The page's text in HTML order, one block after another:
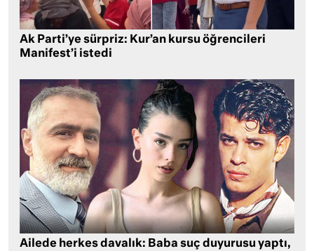
Ak Parti’ye sürpriz: Kur’an kursu öğrencileri
Manifest’i istedi
Ailede herkes davalık: Baba suç duyurusu yaptı,